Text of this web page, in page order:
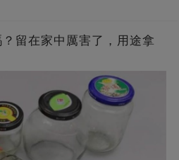
留在家中厲害了，用途拿